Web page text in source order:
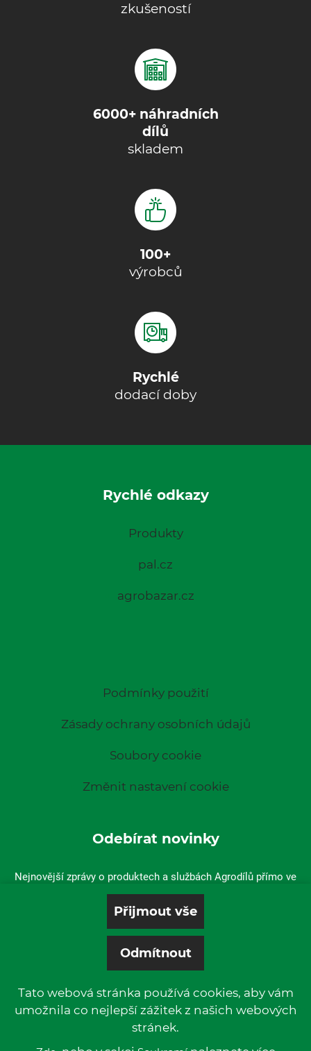
zkušeností
6000+ náhradních
dílů
skladem
100+
výrobců
Rychlé
dodací doby
Rychlé odkazy
Produkty
pal.cz
agrobazar.cz
Podmínky použití
Zásady ochrany osobních údajů
Soubory cookie
Změnit nastavení cookie
Odebírat novinky
Nejnovější zprávy o produktech a službách Agrodílů přímo ve
vaší doručené poště.
© 2019 P & L, spol. s r. o. | All rights reserved.
Tato webová stránka používá cookies, aby vám
umožnila co nejlepší zážitek z našich webových
stránek.